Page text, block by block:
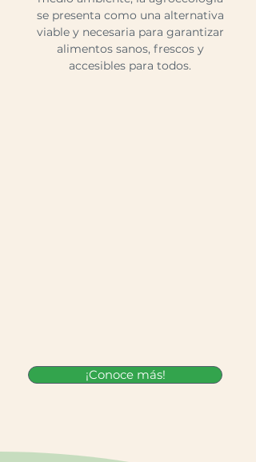
se presenta como una alternativa
viable y necesaria para garantizar
alimentos sanos, frescos y
accesibles para todos.
¡Conoce más!